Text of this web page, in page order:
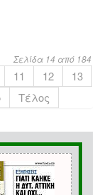
Σελίδα 14 από 184
11 12
13
Τέλος